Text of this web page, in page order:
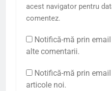
acest navigator pentru
comentez.
Notifică-mă prin
alte comentarii.
Notifică-mă prin
articole noi.